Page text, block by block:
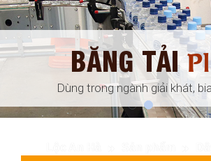
đóng gói, ...
BĂNG TẢI
Dùng trong ngành giải khát,